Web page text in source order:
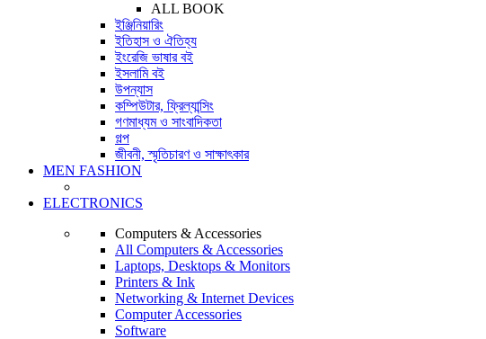
ALL BOOK
ইঞ্জিনিয়ারিং
ইতিহাস ও ঐতিহ্য
ইংরেজি ভাষার বই
ইসলামি বই
উপন্যাস
কম্পিউটার, ফ্রিল্যান্সিং
গণমাধ্যম ও সাংবাদিকতা
গল্প
জীবনী, স্মৃতিচারণ ও সাক্ষাৎকার
MEN FASHION
ELECTRONICS
Computers & Accessories
All Computers & Accessories
Laptops, Desktops & Monitors
Printers & Ink
Networking & Internet Devices
Computer Accessories
Software